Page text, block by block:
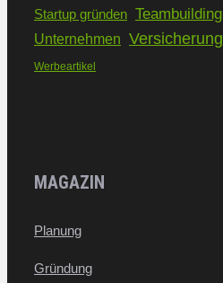
Startup gründen Teambuilding
Unternehmen Versicherung
Werbeartikel
MAGAZIN
Planung
Gründung